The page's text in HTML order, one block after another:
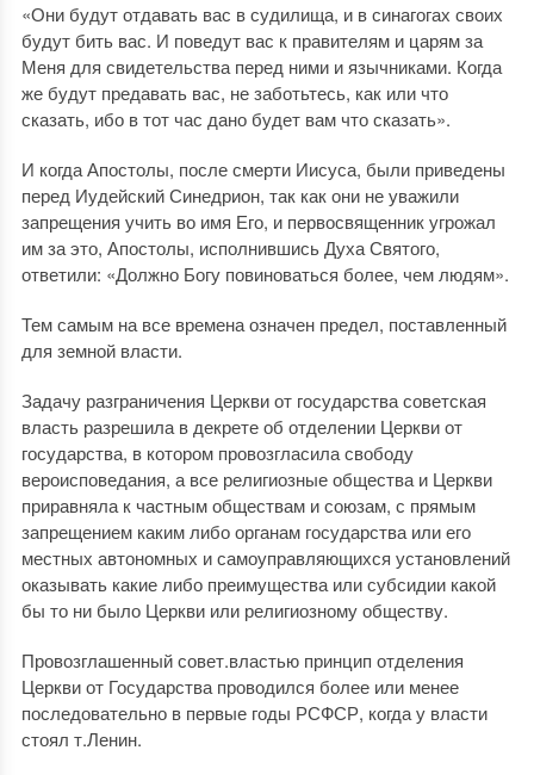
«Они будут отдавать вас в судилища, и в синагогах своих
будут бить вас. И поведут вас к правителям и царям за
Меня для свидетельства перед ними и язычниками. Когда
же будут предавать вас, не заботьтесь, как или что
сказать, ибо в тот час дано будет вам что сказать».
И когда Апостолы, после смерти Иисуса, были приведены
перед Иудейский Синедрион, так как они не уважили
запрещения учить во имя Его, и первосвященник угрожал
им за это, Апостолы, исполнившись Духа Святого,
ответили: «Должно Богу повиноваться более, чем людям».
Тем самым на все времена означен предел, поставленный
для земной власти.
Задачу разграничения Церкви от государства советская
власть разрешила в декрете об отделении Церкви от
государства, в котором провозгласила свободу
вероисповедания, а все религиозные общества и Церкви
приравняла к частным обществам и союзам, с прямым
запрещением каким либо органам государства или его
местных автономных и самоуправляющихся установлений
оказывать какие либо преимущества или субсидии какой
бы то ни было Церкви или религиозному обществу.
Провозглашенный совет.властью принцип отделения
Церкви от Государства проводился более или менее
последовательно в первые годы РСФСР, когда у власти
стоял т.Ленин.